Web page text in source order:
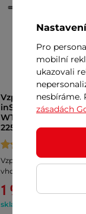
Vzpěračská tyč s
inSPORTline
WTBH4 201cm/
225 kg • bez
Vzpěračská tyč s
vhodná i pro
1 985 Kč 5 490 Kč
skladem – 11.8. u Vás
Pro
mobilní
ukazovali
nesbíráme.
zásadách